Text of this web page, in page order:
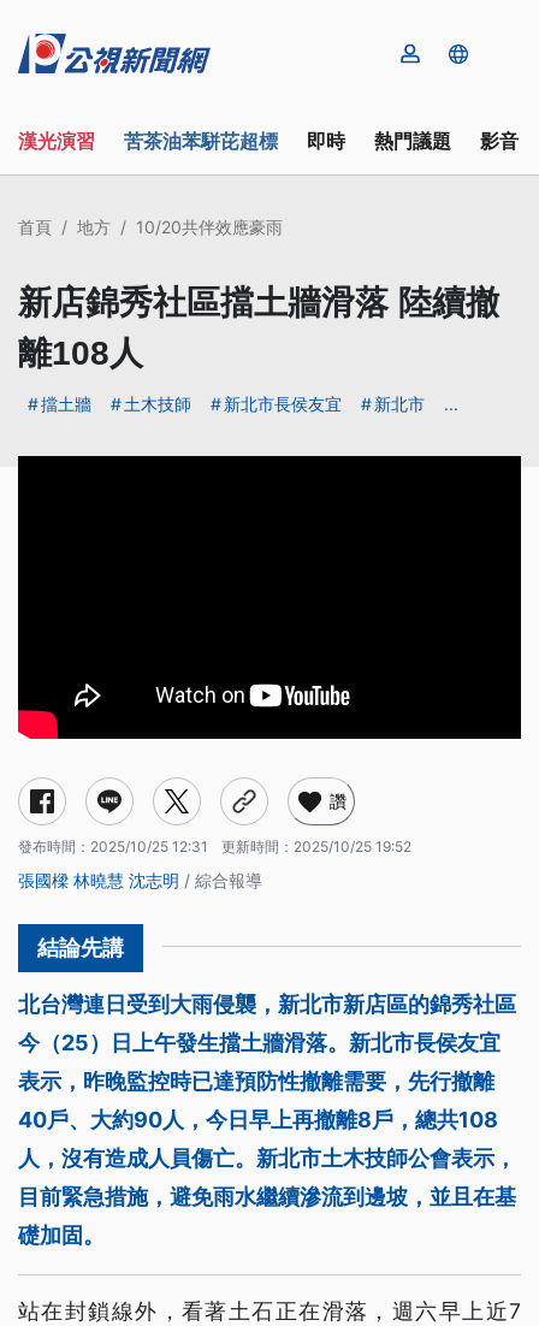
漢光演習 苦茶油苯駢芘超標 即時 熱門議題 影音
首頁 地方 10/20共伴效應豪雨
新店錦秀社區擋土牆滑落 陸續撤
離108人
擋土牆 土木技師 新北市長侯友宜 新北市 ...
讚
發布時間： 2025/10/25 12:31 更新時間： 2025/10/25 19:52
張國樑 林曉慧 沈志明 / 綜合報導
北台灣連日受到大雨侵襲，新北市新店區的錦秀社區
今（25）日上午發生擋土牆滑落。新北市長侯友宜
表示，昨晚監控時已達預防性撤離需要，先行撤離
40戶、大約90人，今日早上再撤離8戶，總共108
人，沒有造成人員傷亡。新北市土木技師公會表示，
目前緊急措施，避免雨水繼續滲流到邊坡，並且在基
礎加固。
站在封鎖線外，看著土石正在滑落，週六早上近7